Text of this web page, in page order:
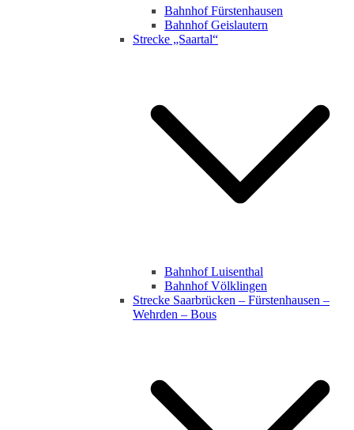
Bahnhof Fürstenhausen
Bahnhof Geislautern
Strecke „Saartal“
Bahnhof Luisenthal
Bahnhof Völklingen
Strecke Saarbrücken – Fürstenhausen –
Wehrden – Bous